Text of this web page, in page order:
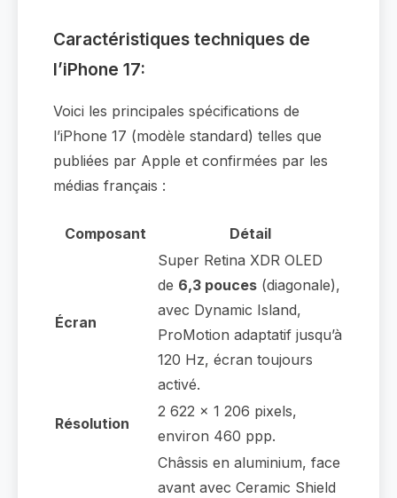
Caractéristiques techniques de
l’iPhone 17:
Voici les principales spécifications de
l’iPhone 17 (modèle standard) telles que
publiées par Apple et confirmées par les
médias français :
Composant Détail
Écran
Super Retina XDR OLED
de 6,3 pouces (diagonale),
avec Dynamic Island,
ProMotion adaptatif jusqu’à
120 Hz, écran toujours
activé.
Résolution
2 622 × 1 206 pixels,
environ 460 ppp.
Châssis en aluminium, face
avant avec Ceramic Shield